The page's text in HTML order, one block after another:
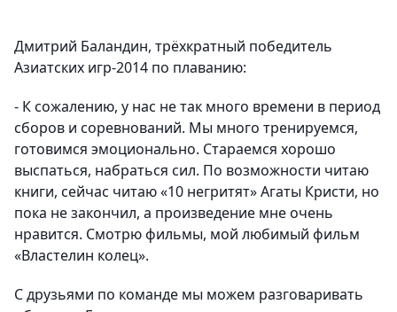
Дмитрий Баландин, трёхкратный победитель
Азиатских игр-2014 по плаванию:
- К сожалению, у нас не так много времени в период
сборов и соревнований. Мы много тренируемся,
готовимся эмоционально. Стараемся хорошо
выспаться, набраться сил. По возможности читаю
книги, сейчас читаю «10 негритят» Агаты Кристи, но
пока не закончил, а произведение мне очень
нравится. Смотрю фильмы, мой любимый фильм
«Властелин колец».
С друзьями по команде мы можем разговаривать